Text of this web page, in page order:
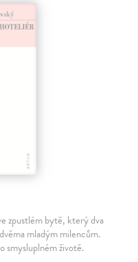
zpustlém bytě, který dva
mladým milencům.
smysluplném životě.